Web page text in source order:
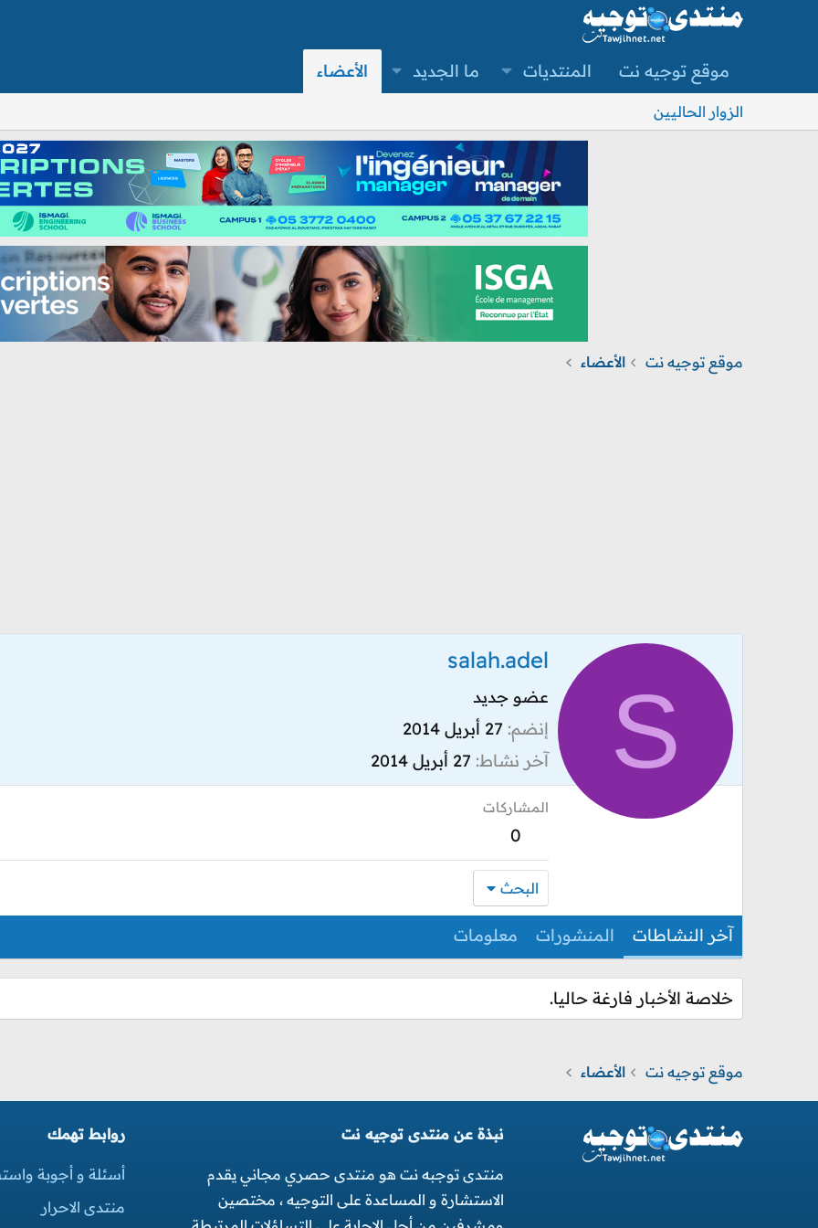
موقع توجيه نت المنتديات ما الجديد الأعضاء
الزوار الحاليين
موقع توجيه نت الأعضاء
S
salah.adel
عضو جديد
إنضم 27 أبريل 2014
آخر نشاط 27 أبريل 2014
المشاركات
0
البحث
آخر النشاطات المنشورات معلومات
خلاصة الأخبار فارغة حاليا.
موقع توجيه نت الأعضاء
نبذة عن منتدى توجيه نت
منتدى توجبه نت هو منتدى حصري مجاني يقدم
الاستشارة و المساعدة على التوجيه ، مختصين
روابط تهمك
أسئلة و أجوبة
منتدى الاحرار